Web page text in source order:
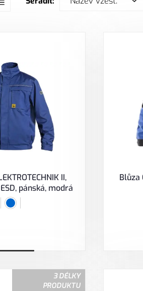
II,
pánská, modrá
Blůza
3 DÉLKY
PRODUKTU